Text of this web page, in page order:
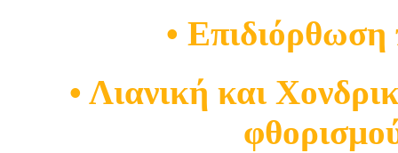
•
• Λιανική και